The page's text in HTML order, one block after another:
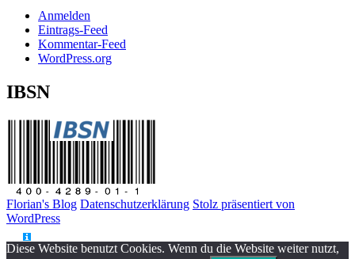
Anmelden
Eintrags-Feed
Kommentar-Feed
WordPress.org
IBSN
Florian's Blog Datenschutzerklärung Stolz präsentiert von
WordPress
Diese Website benutzt Cookies. Wenn du die Website weiter nutzt,